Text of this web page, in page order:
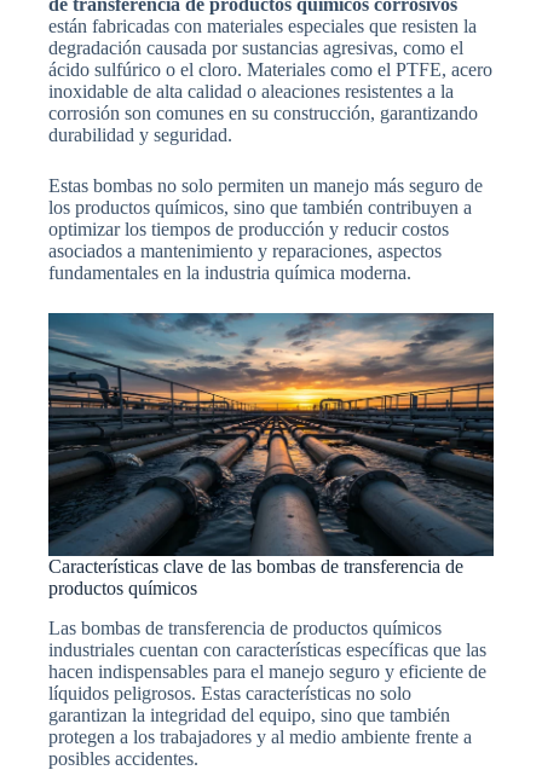
de transferencia de productos químicos corrosivos
están fabricadas con materiales especiales que resisten la
degradación causada por sustancias agresivas, como el
ácido sulfúrico o el cloro. Materiales como el PTFE, acero
inoxidable de alta calidad o aleaciones resistentes a la
corrosión son comunes en su construcción, garantizando
durabilidad y seguridad.
Estas bombas no solo permiten un manejo más seguro de
los productos químicos, sino que también contribuyen a
optimizar los tiempos de producción y reducir costos
asociados a mantenimiento y reparaciones, aspectos
fundamentales en la industria química moderna.
Características clave de las bombas de transferencia de
productos químicos
Las bombas de transferencia de productos químicos
industriales cuentan con características específicas que las
hacen indispensables para el manejo seguro y eficiente de
líquidos peligrosos. Estas características no solo
garantizan la integridad del equipo, sino que también
protegen a los trabajadores y al medio ambiente frente a
posibles accidentes.